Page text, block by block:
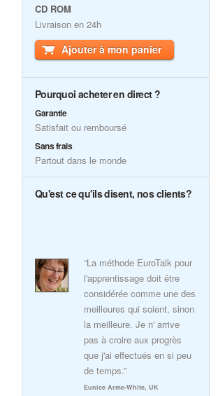
CD ROM
Livraison en 24h
Ajouter à mon panier
Pourquoi acheter en direct ?
Garantie
Satisfait ou remboursé
Sans frais
Partout dans le monde
Qu'est ce qu'ils disent, nos clients?
“La méthode EuroTalk pour
l'apprentissage doit être
considérée comme une des
meilleures qui soient, sinon
la meilleure. Je n' arrive
pas à croire aux progrès
que j'ai effectués en si peu
de temps.”
Eunice Arme-White, UK